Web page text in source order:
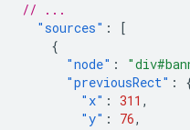
// ...
"sources" :
[
{
"node" :
"previousRect" :
"x" : 311 ,
"y" : 76,